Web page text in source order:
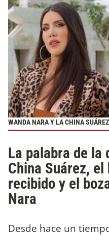
WANDA NARA Y LA CHINA
La palabra de la
China Suárez,
recibido y el
Nara
Desde hace un